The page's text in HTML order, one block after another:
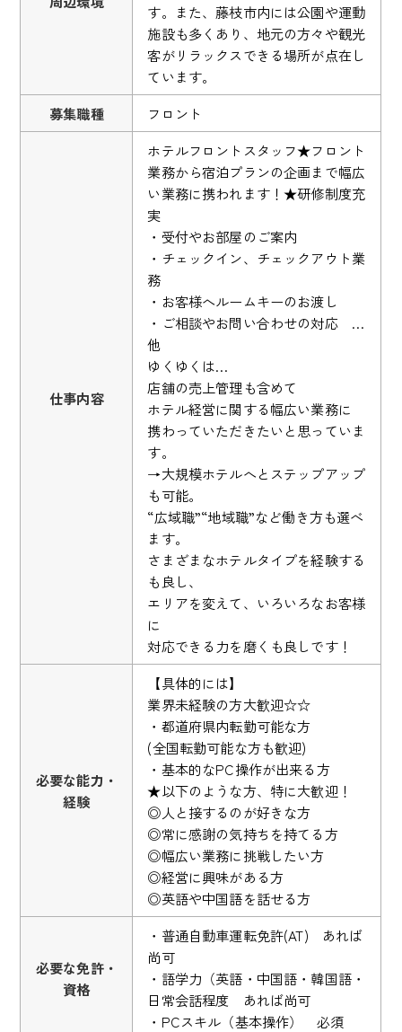
す。また、藤枝市内には公園や運動
施設も多くあり、地元の方々や観光
客がリラックスできる場所が点在し
ています。
募集職種
フロント
仕事内容
ホテルフロントスタッフ★フロント
業務から宿泊プランの企画まで幅広
い業務に携われます！★研修制度充
実
・受付やお部屋のご案内
・チェックイン、チェックアウト業
務
・お客様へルームキーのお渡し
・ご相談やお問い合わせの対応 …
他
ゆくゆくは…
店舗の売上管理も含めて
ホテル経営に関する幅広い業務に
携わっていただきたいと思っていま
す。
→大規模ホテルへとステップアップ
も可能。
“広域職”“地域職”など働き方も選べ
ます。
さまざまなホテルタイプを経験する
も良し、
エリアを変えて、いろいろなお客様
に
対応できる力を磨くも良しです！
必要な能力・
経験
【具体的には】
業界未経験の方大歓迎☆☆
・都道府県内転勤可能な方
(全国転勤可能な方も歓迎)
・基本的なPC操作が出来る方
★以下のような方、特に大歓迎！
◎人と接するのが好きな方
◎常に感謝の気持ちを持てる方
◎幅広い業務に挑戦したい方
◎経営に興味がある方
◎英語や中国語を話せる方
必要な免許・
資格
・普通自動車運転免許(AT) あれば
尚可
・語学力（英語・中国語・韓国語・
日常会話程度 あれば尚可
・PCスキル（基本操作） 必須